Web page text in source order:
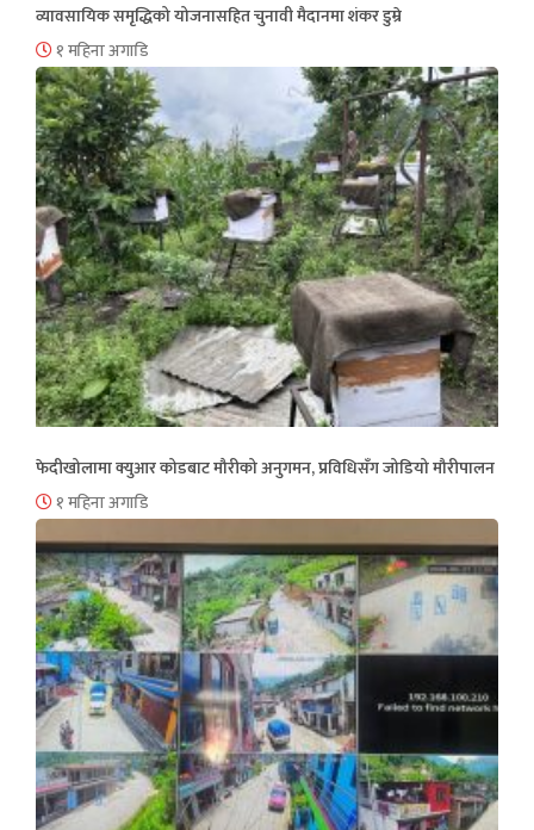
व्यावसायिक समृद्धिको योजनासहित चुनावी मैदानमा शंकर डुम्रे
१ महिना अगाडि
फेदीखोलामा क्युआर कोडबाट मौरीको अनुगमन, प्रविधिसँग जोडियो मौरीपालन
१ महिना अगाडि